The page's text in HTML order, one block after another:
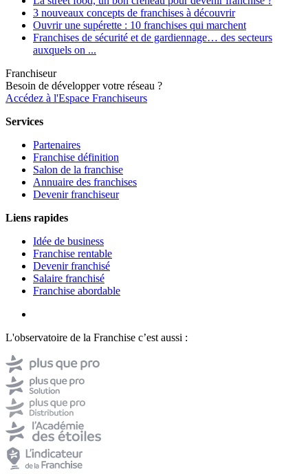
3 nouveaux concepts de franchises à découvrir
Ouvrir une supérette : 10 franchises qui marchent
Franchises de sécurité et de gardiennage… des secteurs
auxquels on ...
Franchiseur
Besoin de développer votre réseau ?
Accédez à l'Espace Franchiseurs
Services
Partenaires
Franchise définition
Salon de la franchise
Annuaire des franchises
Devenir franchiseur
Liens rapides
Idée de business
Franchise rentable
Devenir franchisé
Salaire franchisé
Franchise abordable
L'observatoire de la Franchise c’est aussi :